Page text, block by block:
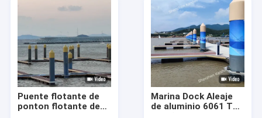
Puente flotante de
ponton flotante de
Marina Dock Aleaje
de aluminio 6061 T6